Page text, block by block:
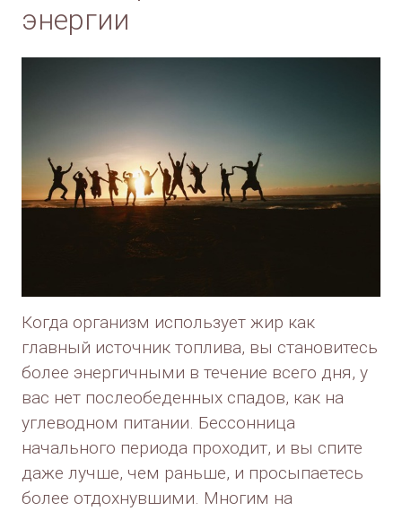
энергии
Когда организм использует жир как
главный источник топлива, вы становитесь
более энергичными в течение всего дня, у
вас нет послеобеденных спадов, как на
углеводном питании. Бессонница
начального периода проходит, и вы спите
даже лучше, чем раньше, и просыпаетесь
более отдохнувшими. Многим на